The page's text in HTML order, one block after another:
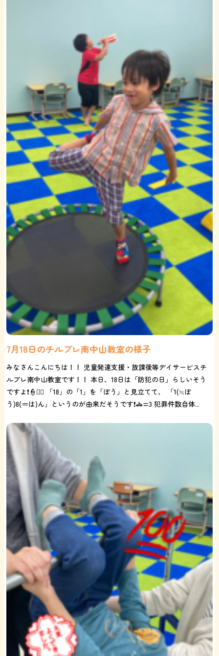
7月18日のチルプレ南中山教室の様子
みなさんこんにちは！！ 児童発達支援・放課後等デイサービスチ
ルプレ南中山教室です！！ 本日、18日は「防犯の日」らしいそう
ですよ❗️👮👮‍♂️ 「18」の「1」を「ぼう」と見立てて、 「1(≒ぼ
う)8(＝は)ん」というのが由来だそうです❗️🚓=3 犯罪件数自体...